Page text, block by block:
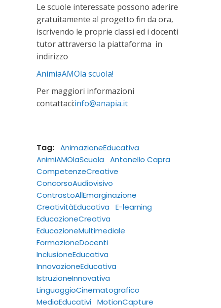
Le scuole interessate possono aderire
gratuitamente al progetto fin da ora,
iscrivendo le proprie classi ed i docenti
tutor attraverso la piattaforma in
indirizzo
AnimiaAMOla scuola!
Per maggiori informazioni
contattaci:info@anapia.it
Tag:
AnimazioneEducativa
AnimiAMOlaScuola
Antonello Capra
CompetenzeCreative
ConcorsoAudiovisivo
ContrastoAllEmarginazione
CreativitàEducativa
E-learning
EducazioneCreativa
EducazioneMultimediale
FormazioneDocenti
InclusioneEducativa
InnovazioneEducativa
IstruzioneInnovativa
LinguaggioCinematografico
MediaEducativi MotionCapture